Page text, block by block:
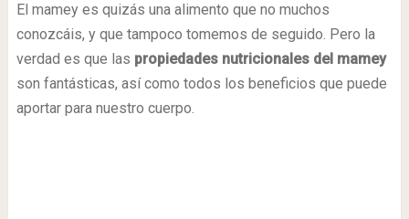
El mamey es quizás una alimento que no muchos
conozcáis, y que tampoco tomemos de seguido. Pero la
verdad es que las propiedades nutricionales del mamey
son fantásticas, así como todos los beneficios que puede
aportar para nuestro cuerpo.